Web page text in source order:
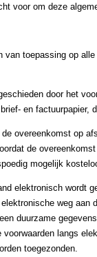
voor om deze
van toepassing op
door het
en
overeenkomst op
de
mogelijk
elektronisch wordt
weg
duurzame
voorwaarden langs
toegezonden.